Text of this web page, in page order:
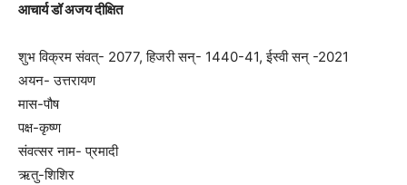
आचार्य डॉ अजय दीक्षित
शुभ विक्रम संवत्- 2077, हिजरी सन्- 1440-41, ईस्वी सन् -2021
अयन- उत्तरायण
मास-पौष
पक्ष-कृष्ण
संवत्सर नाम- प्रमादी
ऋतु-शिशिर